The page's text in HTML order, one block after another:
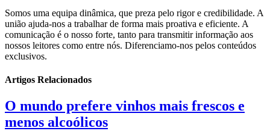
Somos uma equipa dinâmica, que preza pelo rigor e credibilidade. A
união ajuda-nos a trabalhar de forma mais proativa e eficiente. A
comunicação é o nosso forte, tanto para transmitir informação aos
nossos leitores como entre nós. Diferenciamo-nos pelos conteúdos
exclusivos.
Artigos Relacionados
O mundo prefere vinhos mais frescos e
menos alcoólicos